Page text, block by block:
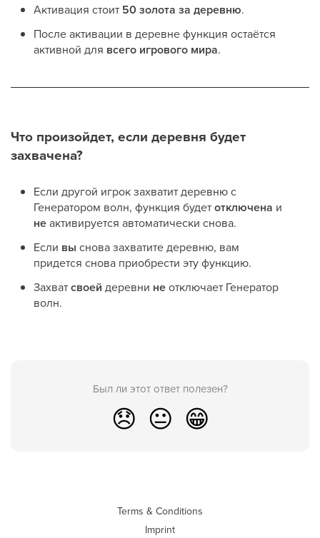
Активация стоит 50 золота за деревню.
После активации в деревне функция остаётся
активной для всего игрового мира.
Что произойдет, если деревня будет
захвачена?
Если другой игрок захватит деревню с
Генератором волн, функция будетотключена и
неактивируется автоматически снова.
Если вы снова захватите деревню, вам
придется снова приобрести эту функцию.
Захватсвоей деревни неотключает Генератор
волн.
Был ли этот ответ полезен?
😞 😐 😁
Terms & Conditions
Imprint